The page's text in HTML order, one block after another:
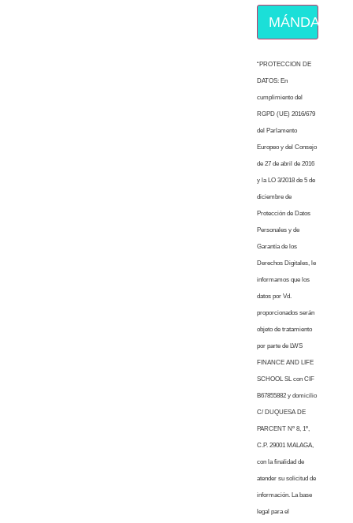
MÁNDAME
“PROTECCION DE
DATOS: En
cumplimiento del
RGPD (UE) 2016/679
del Parlamento
Europeo y del Consejo
de 27 de abril de 2016
y la LO 3/2018 de 5 de
diciembre de
Protección de Datos
Personales y de
Garantía de los
Derechos Digitales, le
informamos que los
datos por Vd.
proporcionados serán
objeto de tratamiento
por parte de LWS
FINANCE AND LIFE
SCHOOL SL con CIF
B67855882 y domicilio
C/ DUQUESA DE
PARCENT Nº 8, 1º,
C.P. 29001 MALAGA,
con la finalidad de
atender su solicitud de
información. La base
legal para el